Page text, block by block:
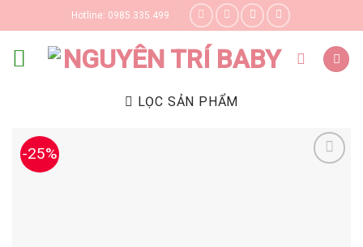
to
content
Hotline: 0985.335.499
LỌC SẢN PHẨM
-25%